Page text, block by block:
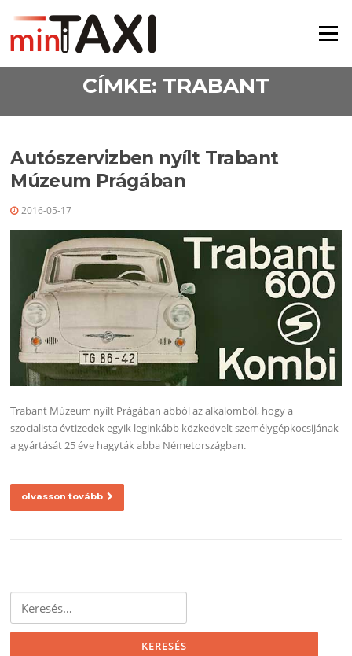
Menü
CÍMKE: TRABANT
Autószervizben nyílt Trabant
Múzeum Prágában
2016-05-17
Trabant Múzeum nyílt Prágában abból az alkalomból, hogy a
szocialista évtizedek egyik leginkább közkedvelt személygépkocsijának
a gyártását 25 éve hagyták abba Németországban.
olvasson tovább